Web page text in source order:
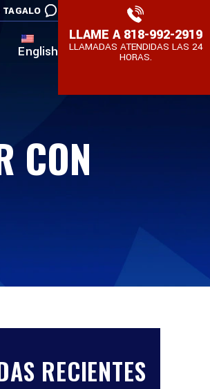
English
LLAME A818-992-2919
LLAMADAS ATENDIDAS LAS 24
HORAS.
CON
RECIENTES